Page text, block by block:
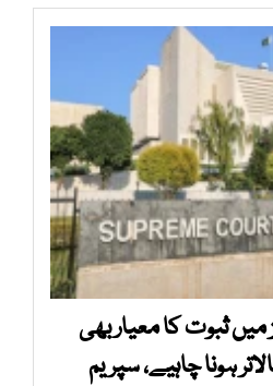
ثبوت کا معیار بھی
ہونا چاہیے، سپریم